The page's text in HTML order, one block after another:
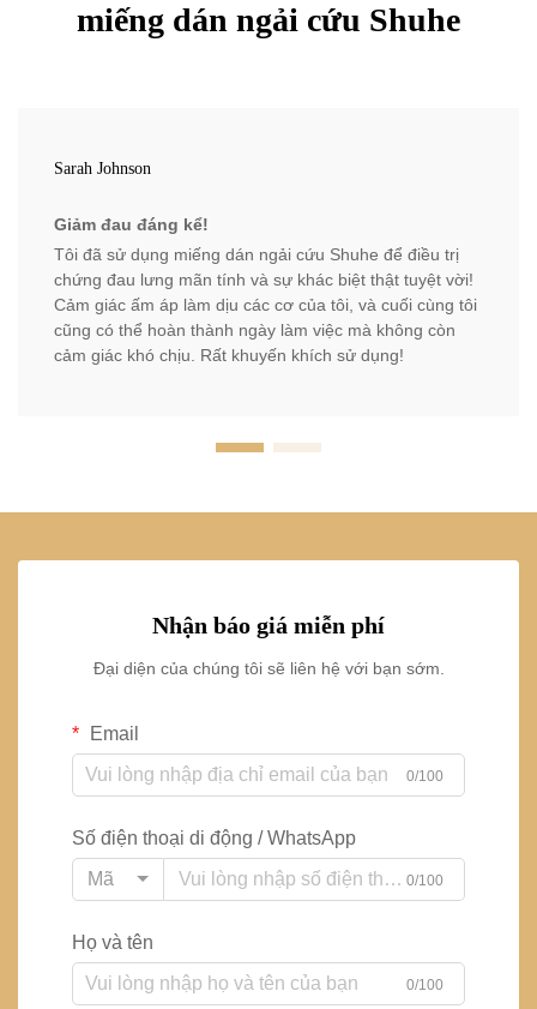
miếng dán ngải cứu Shuhe
Sarah Johnson
Giảm đau đáng kể!
Tôi đã sử dụng miếng dán ngải cứu Shuhe để điều trị
chứng đau lưng mãn tính và sự khác biệt thật tuyệt vời!
Cảm giác ấm áp làm dịu các cơ của tôi, và cuối cùng tôi
cũng có thể hoàn thành ngày làm việc mà không còn
cảm giác khó chịu. Rất khuyến khích sử dụng!
Nhận báo giá miễn phí
Đại diện của chúng tôi sẽ liên hệ với bạn sớm.
Email
0/100
Số điện thoại di động / WhatsApp
Mã
0/100
Họ và tên
0/100